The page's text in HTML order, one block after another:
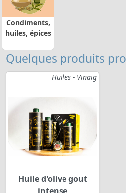
Condiments,
huiles, épices
Quelques produits
Huiles - Vinaig
Huile d'olive gout
intense